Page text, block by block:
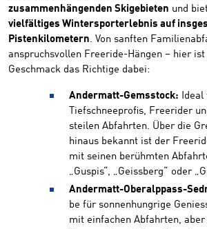
zusammenhängenden Skigebieten und
vielfältiges Wintersporterlebnis auf
Pistenkilometern. Von sanften
anspruchsvollen Freeride-Hängen – hier
Geschmack das Richtige dabei:
Andermatt-Gemsstock: Ideal
Tiefschneeprofis, Freerider
steilen Abfahrten. Über die
hinaus bekannt ist der
mit seinen berühmten
„Guspis“, „Geissberg“ oder
Andermatt-Oberalppass-
be für sonnenhungrige
mit einfachen Abfahrten, aber